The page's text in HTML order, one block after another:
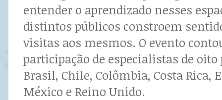
entender o aprendizado nesses
distintos públicos constroem
visitas aos mesmos. O evento
participação de especialistas de
Brasil, Chile, Colômbia, Costa Rica,
México e Reino Unido.